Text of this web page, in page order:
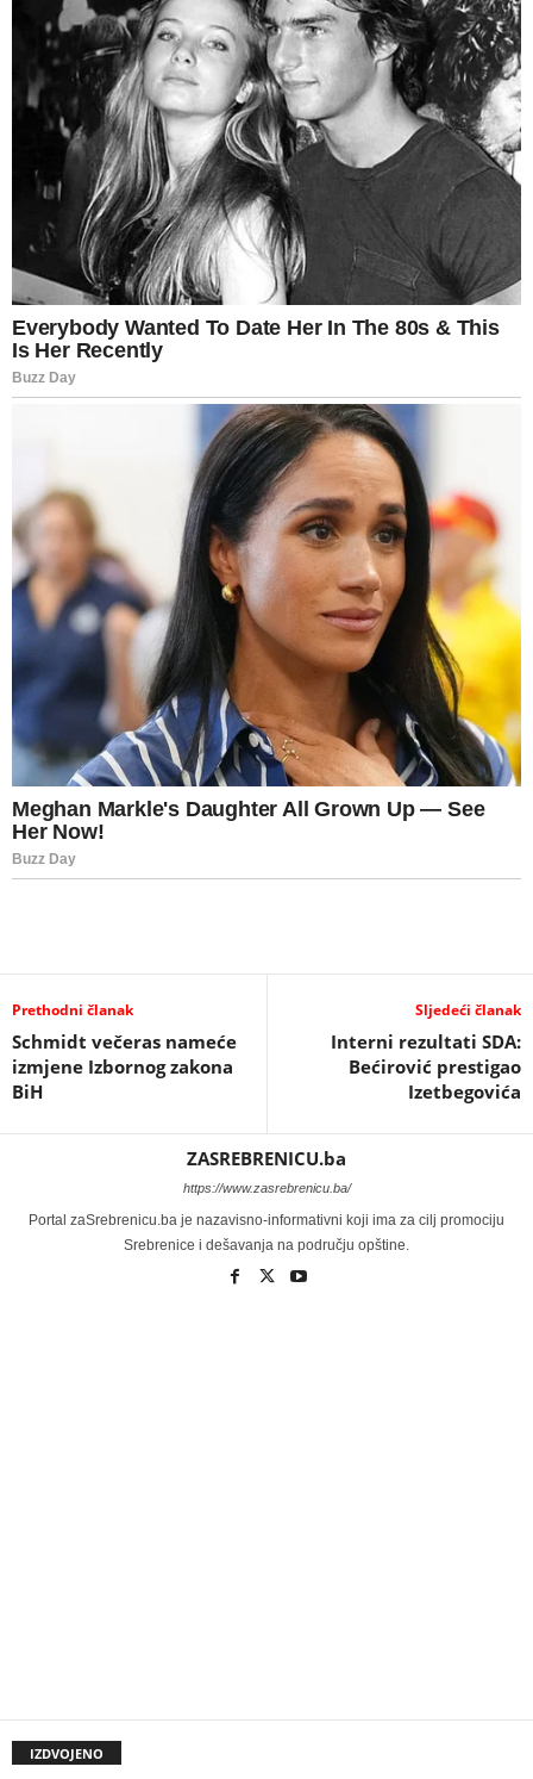
Prethodni članak
Schmidt večeras nameće
izmjene Izbornog zakona
BiH
Sljedeći članak
Interni rezultati SDA:
Bećirović prestigao
Izetbegovića
ZASREBRENICU.ba
https://www.zasrebrenicu.ba/
Portal zaSrebrenicu.ba je nazavisno-informativni koji ima za cilj promociju
Srebrenice i dešavanja na području opštine.
IZDVOJENO